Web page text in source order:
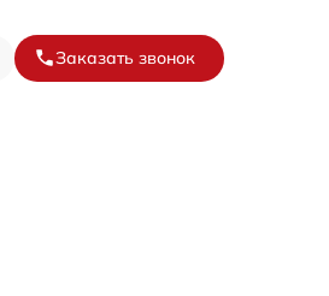
Заказать звонок